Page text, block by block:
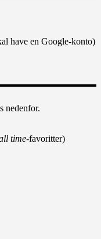
have en Google-konto)
nedenfor.
time-favoritter)